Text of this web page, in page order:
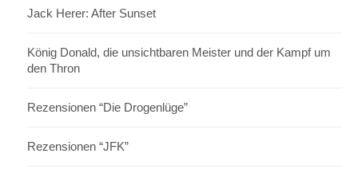
Jack Herer: After Sunset
König Donald, die unsichtbaren Meister und der Kampf um
den Thron
Rezensionen “Die Drogenlüge”
Rezensionen “JFK”